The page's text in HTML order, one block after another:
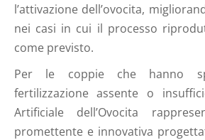
l’attivazione dell’ovocita,
nei casi in cui il processo
come previsto.
Per le coppie che hanno
fertilizzazione assente o
Artificiale dell’Ovocita
promettente e innovativa